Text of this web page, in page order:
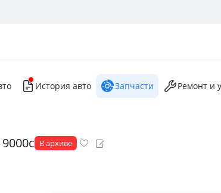
История авто Запчасти Ремонт и
В архиве